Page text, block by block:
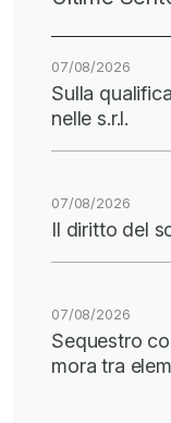
07/08/2026
Sulla
nelle s.r.l.
07/08/2026
Il diritto del
07/08/2026
Sequestro
mora tra